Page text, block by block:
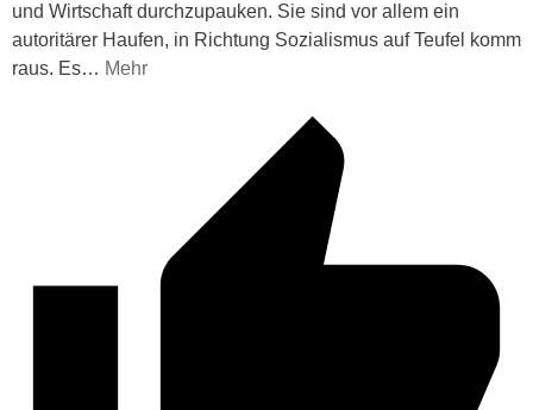
und Wirtschaft durchzupauken. Sie sind vor allem ein
autoritärer Haufen, in Richtung Sozialismus auf Teufel komm
raus. Es… Mehr